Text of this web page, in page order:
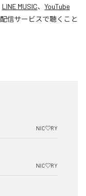
LINE MUSIC、 YouTube
信サービスで聴くこと
NIC♡RY
NIC♡RY